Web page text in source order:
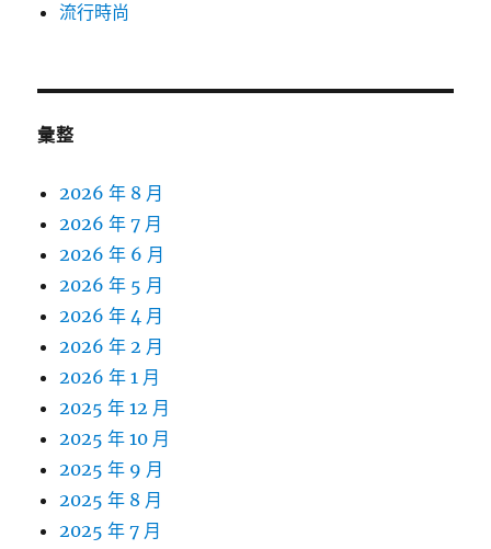
流行時尚
彙整
2026 年 8 月
2026 年 7 月
2026 年 6 月
2026 年 5 月
2026 年 4 月
2026 年 2 月
2026 年 1 月
2025 年 12 月
2025 年 10 月
2025 年 9 月
2025 年 8 月
2025 年 7 月